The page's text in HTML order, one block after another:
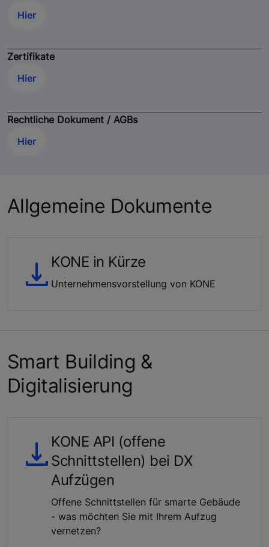
Hier
Zertifikate
Hier
Rechtliche Dokument / AGBs
Hier
Allgemeine Dokumente
KONE in Kürze
Unternehmensvorstellung von KONE
Smart Building &
Digitalisierung
KONE API (offene
Schnittstellen) bei DX
Aufzügen
Offene Schnittstellen für smarte Gebäude
- was möchten Sie mit Ihrem Aufzug
vernetzen?